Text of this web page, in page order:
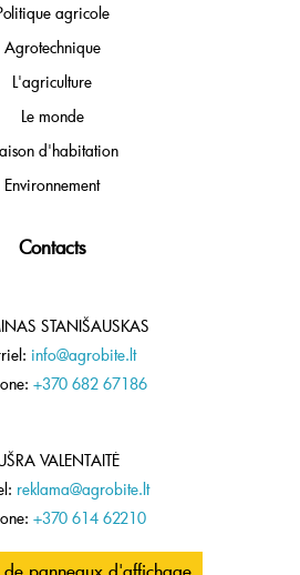
agricole
Agrotechnique
L'agriculture
Le monde
d'habitation
Environnement
Contacts
STANIŠAUSKAS
info@agrobite.lt
+370 682 67186
VALENTAITĖ
reklama@agrobite.lt
+370 614 62210
de panneaux d'affichage